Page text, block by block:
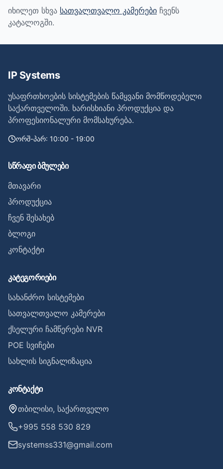
იხილეთ სხვა სათვალთვალო კამერები ჩვენს
კატალოგში.
IP Systems
უსაფრთხოების სისტემების წამყვანი მომწოდებელი
საქართველოში. ხარისხიანი პროდუქცია და
პროფესიონალური მომსახურება.
ორშ-პარ: 10:00 - 19:00
სწრაფი ბმულები
მთავარი
პროდუქცია
ჩვენ შესახებ
ბლოგი
კონტაქტი
კატეგორიები
სახანძრო სისტემები
სათვალთვალო კამერები
ქსელური ჩამწერები NVR
POE სვიჩები
სახლის სიგნალიზაცია
კონტაქტი
თბილისი, საქართველო
+995 558 530 829
systemss331@gmail.com